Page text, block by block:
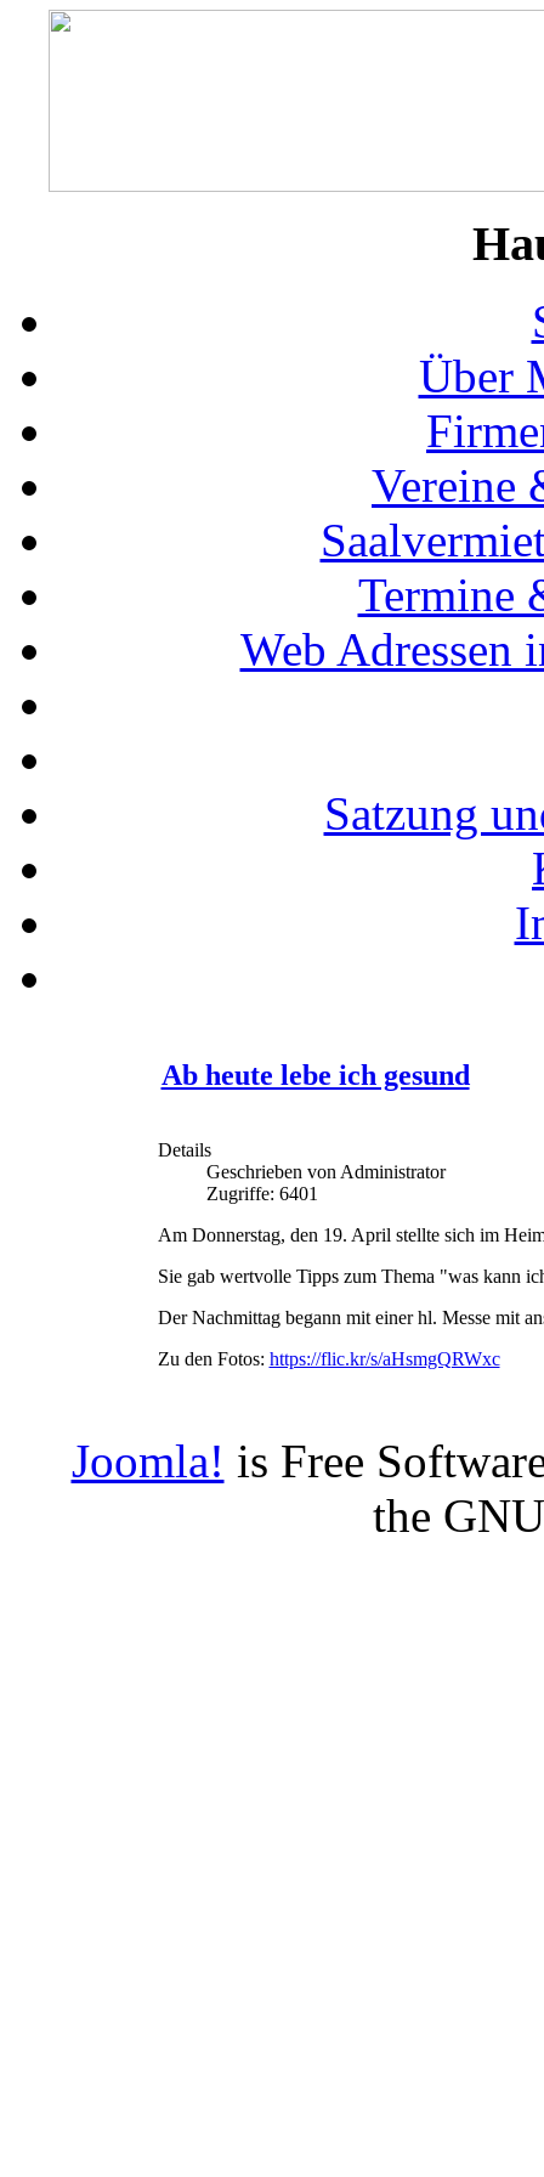
Über
Vereine
Termine
Web Adressen
Satzung
Ab heute lebe ich gesund
Details
Geschrieben von Administrator
Zugriffe: 6401
Am Donnerstag, den 19. April stellte sich im
Sie gab wertvolle Tipps zum Thema "was kann
Der Nachmittag begann mit einer hl. Messe mit
Zu den Fotos: https://flic.kr/s/aHsmgQRWxc
Joomla! is Free
the